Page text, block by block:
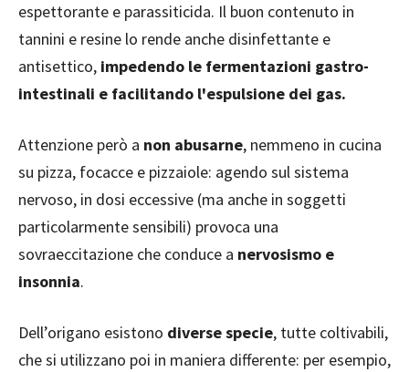
espettorante e parassiticida. Il buon contenuto in
tannini e resine lo rende anche disinfettante e
antisettico, impedendo le fermentazioni gastro-
intestinali e facilitando l'espulsione dei gas.
Attenzione però a non abusarne, nemmeno in cucina
su pizza, focacce e pizzaiole: agendo sul sistema
nervoso, in dosi eccessive (ma anche in soggetti
particolarmente sensibili) provoca una
sovraeccitazione che conduce a nervosismo e
insonnia.
Dell’origano esistono diverse specie, tutte coltivabili,
che si utilizzano poi in maniera differente: per esempio,